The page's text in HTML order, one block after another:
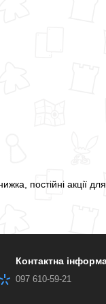
постійні акції
Контактна
097 610-59-21